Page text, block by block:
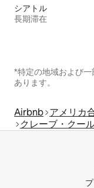
シアトル
長期滞在
*特定の地域および
あります。
Airbnb アメリカ
クレーブ・クー